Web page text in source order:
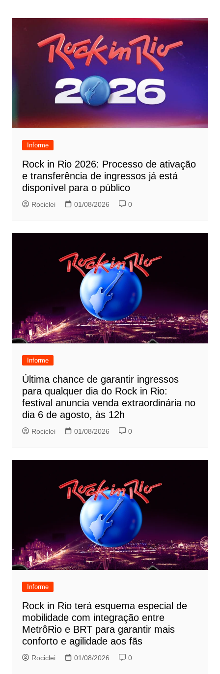
Informe
Rock in Rio 2026: Processo de ativação
e transferência de ingressos já está
disponível para o público
Rociclei 01/08/2026 0
Informe
Última chance de garantir ingressos
para qualquer dia do Rock in Rio:
festival anuncia venda extraordinária no
dia 6 de agosto, às 12h
Rociclei 01/08/2026 0
Informe
Rock in Rio terá esquema especial de
mobilidade com integração entre
MetrôRio e BRT para garantir mais
conforto e agilidade aos fãs
Rociclei 01/08/2026 0